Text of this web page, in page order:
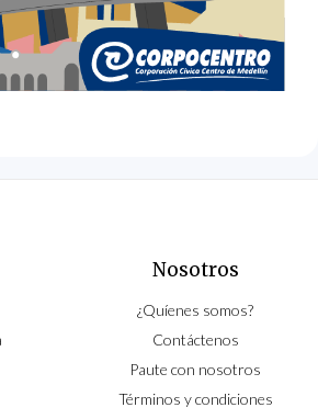
Nosotros
¿Quíenes somos?
Contáctenos
Paute con nosotros
Términos y condiciones